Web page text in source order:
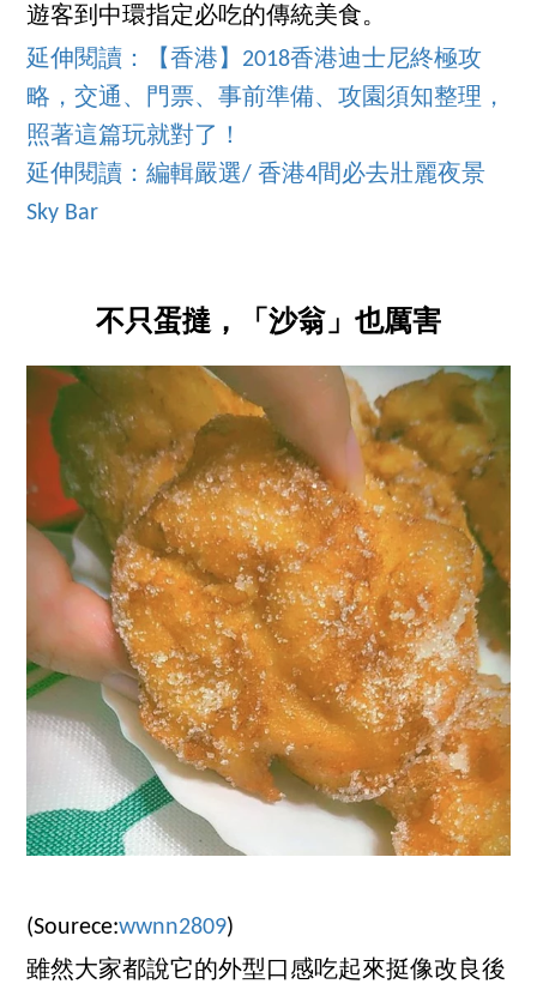
遊客到中環指定必吃的傳統美食。
延伸閱讀：【香港】2018香港迪士尼終極攻
略，交通、門票、事前準備、攻園須知整理，
照著這篇玩就對了！
延伸閱讀：編輯嚴選/ 香港4間必去壯麗夜景
Sky Bar
不只蛋撻，「沙翁」也厲害
(Sourece:wwnn2809)
雖然大家都說它的外型口感吃起來挺像改良後